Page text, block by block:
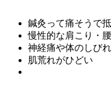
鍼灸って痛そうで
慢性的な肩こり・
神経痛や体のしび
肌荒れがひどい